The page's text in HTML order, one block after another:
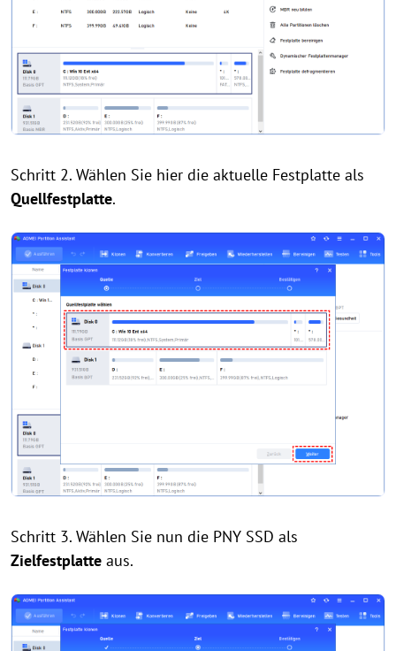
Schritt 2. Wählen Sie hier die aktuelle Festplatte als
Quellfestplatte.
Schritt 3. Wählen Sie nun die PNY SSD als
Zielfestplatte aus.